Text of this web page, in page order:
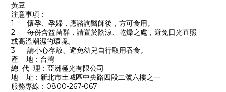
黃豆
注意事項：
1.
懷孕、孕婦，應諮詢醫師後，方可食用。
2.
每份含益菌群，請置於陰涼、乾燥之處，避免日光直照
或高溫潮濕的環境。
3.
請小心存放、避免幼兒自行取用吞食。
產 地：台灣
總 代 理：亞洲極光有限公司
地 址：新北市土城區中央路四段二號六樓之一
服務專線：0800-267-067